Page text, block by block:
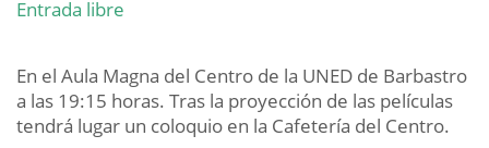
Entrada libre
En el Aula Magna del Centro de la UNED de Barbastro
a las 19:15 horas. Tras la proyección de las películas
tendrá lugar un coloquio en la Cafetería del Centro.